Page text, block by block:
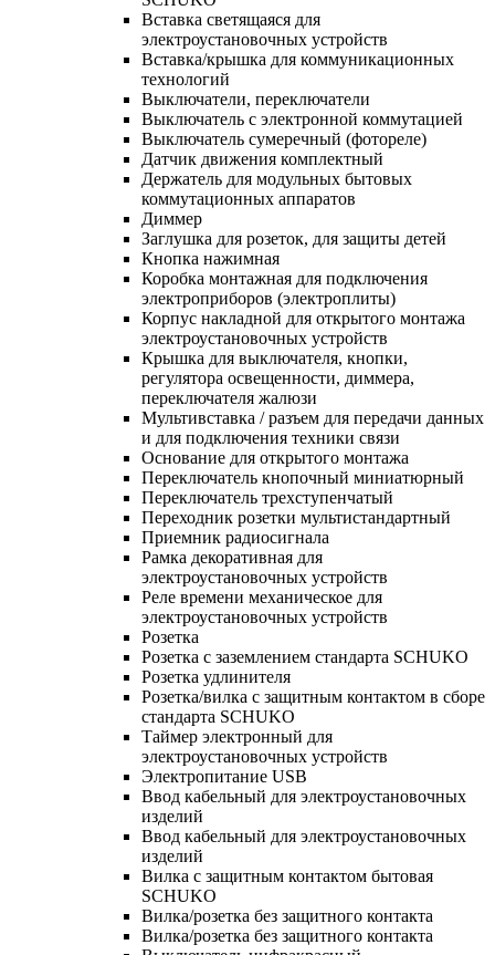
Вставка светящаяся для
электроустановочных устройств
Вставка/крышка для коммуникационных
технологий
Выключатели, переключатели
Выключатель с электронной коммутацией
Выключатель сумеречный (фотореле)
Датчик движения комплектный
Держатель для модульных бытовых
коммутационных аппаратов
Диммер
Заглушка для розеток, для защиты детей
Кнопка нажимная
Коробка монтажная для подключения
электроприборов (электроплиты)
Корпус накладной для открытого монтажа
электроустановочных устройств
Крышка для выключателя, кнопки,
регулятора освещенности, диммера,
переключателя жалюзи
Мультивставка / разъем для передачи данных
и для подключения техники связи
Основание для открытого монтажа
Переключатель кнопочный миниатюрный
Переключатель трехступенчатый
Переходник розетки мультистандартный
Приемник радиосигнала
Рамка декоративная для
электроустановочных устройств
Реле времени механическое для
электроустановочных устройств
Розетка
Розетка с заземлением стандарта SCHUKO
Розетка удлинителя
Розетка/вилка с защитным контактом в сборе
стандарта SCHUKO
Таймер электронный для
электроустановочных устройств
Электропитание USB
Ввод кабельный для электроустановочных
изделий
Ввод кабельный для электроустановочных
изделий
Вилка с защитным контактом бытовая
SCHUKO
Вилка/розетка без защитного контакта
Вилка/розетка без защитного контакта